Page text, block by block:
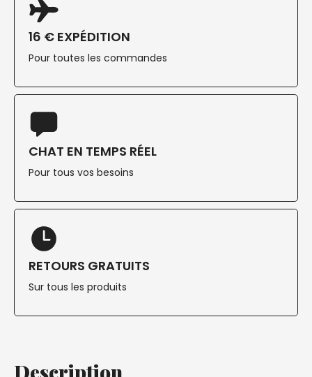
16 € EXPÉDITION
Pour toutes les commandes
CHAT EN TEMPS RÉEL
Pour tous vos besoins
RETOURS GRATUITS
Sur tous les produits
Description